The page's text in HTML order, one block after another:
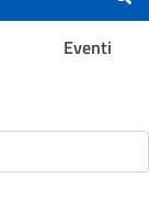
Eventi
-